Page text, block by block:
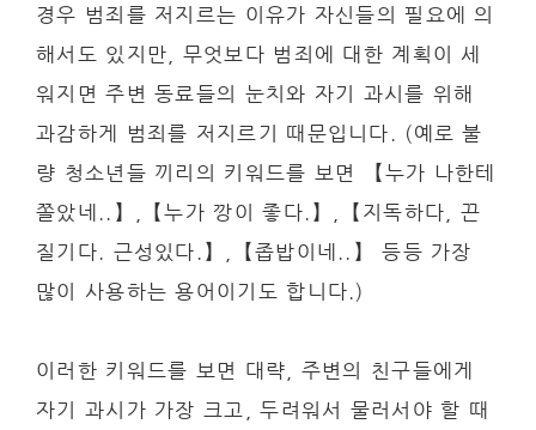
경우 범죄를 저지르는 이유가 자신들의 필요에 의
해서도 있지만, 무엇보다 범죄에 대한 계획이 세
워지면 주변 동료들의 눈치와 자기 과시를 위해
과감하게 범죄를 저지르기 때문입니다. (예로 불
량 청소년들 끼리의 키워드를 보면 【누가 나한테
쫄았네..】,【누가 깡이 좋다.】,【지독하다, 끈
질기다. 근성있다.】,【좁밥이네..】 등등 가장
많이 사용하는 용어이기도 합니다.)
이러한 키워드를 보면 대략, 주변의 친구들에게
자기 과시가 가장 크고, 두려워서 물러서야 할 때